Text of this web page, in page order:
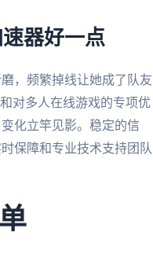
器好一点
，频繁掉线让她成了队友
对多人在线游戏的专项优
化立竿见影。稳定的信
保障和专业技术支持团队